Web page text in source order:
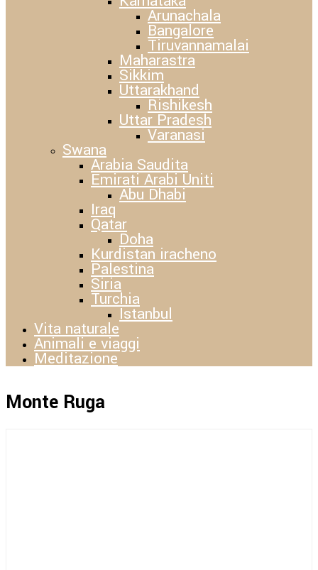
Arunachala
Bangalore
Tiruvannamalai
Maharastra
Sikkim
Uttarakhand
Rishikesh
Uttar Pradesh
Varanasi
Swana
Arabia Saudita
Emirati Arabi Uniti
Abu Dhabi
Iraq
Qatar
Doha
Kurdistan iracheno
Palestina
Siria
Turchia
Istanbul
Vita naturale
Animali e viaggi
Meditazione
Monte Ruga